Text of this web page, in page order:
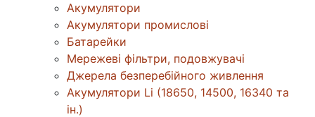
Акумулятори
Акумулятори промислові
Батарейки
Мережеві фільтри, подовжувачі
Джерела безперебійного живлення
Акумулятори Li (18650, 14500, 16340 та
ін.)